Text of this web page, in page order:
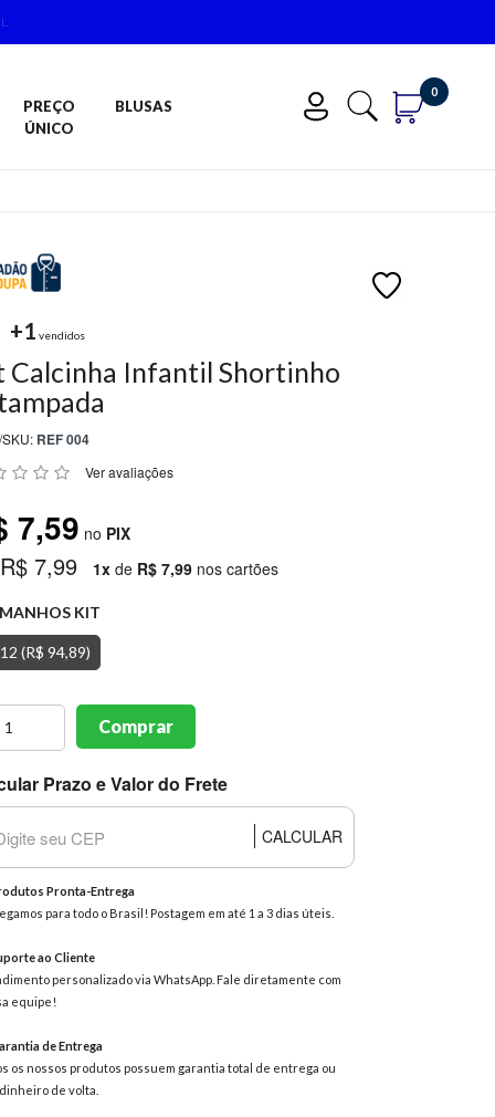
PREÇO
ÚNICO
BLUSAS
0
+1 vendidos
Calcinha Infantil Shortinho
REF 004
Ver avaliações
7,59 no PIX
7,99 1xde R$ 7,99nos cartões
KIT
(R$ 94,89)
Comprar
Prazo e Valor do Frete
CALCULAR
Pronta-Entrega
para todo o Brasil! Postagem em até 1 a 3 dias úteis.
ao Cliente
personalizado via WhatsApp. Fale diretamente com
equipe!
de Entrega
os nossos produtos possuem garantia total de entrega ou
de volta.